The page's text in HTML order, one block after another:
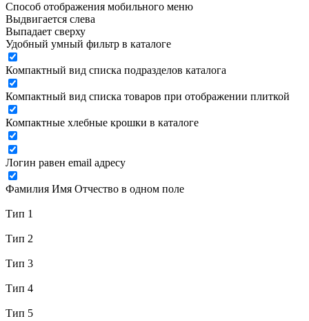
Способ отображения мобильного меню
Выдвигается слева
Выпадает сверху
Удобный умный фильтр в каталоге
Компактный вид списка подразделов каталога
Компактный вид списка товаров при отображении плиткой
Компактные хлебные крошки в каталоге
Логин равен email адресу
Фамилия Имя Отчество в одном поле
Тип 1
Тип 2
Тип 3
Тип 4
Тип 5